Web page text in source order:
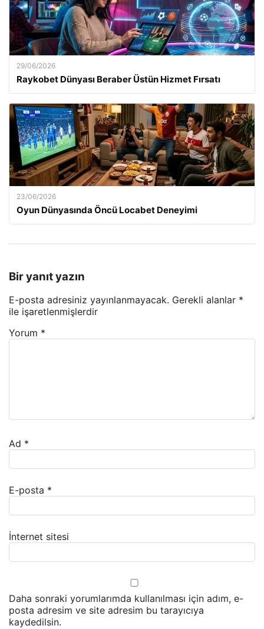
29/06/2026
Raykobet Dünyası Beraber Üstün Hizmet Fırsatı
23/06/2026
Oyun Dünyasında Öncü Locabet Deneyimi
Bir yanıt yazın
E-posta adresiniz yayınlanmayacak. Gerekli alanlar *
ile işaretlenmişlerdir
Yorum *
Ad *
E-posta *
İnternet sitesi
Daha sonraki yorumlarımda kullanılması için adım, e-
posta adresim ve site adresim bu tarayıcıya
kaydedilsin.